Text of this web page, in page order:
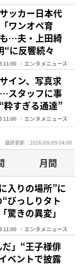
ッカー日本代
ワンオペ育
…夫・上田綺
“に反響続々
11:00 エンタメニュース
イン、写真求
スタッフに事
粋すぎる通達”
11:00 エンタメニュース
最終更新：2026/08/09 04:00
月間
入りの場所”に
びっしりタト
驚きの異変」
11:00 エンタメニュース
だ」“王子様俳
ベントで披露